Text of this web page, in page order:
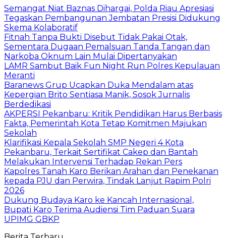
Semangat Niat Baznas Dihargai, Polda Riau Apresiasi
Tegaskan Pembangunan Jembatan Presisi Didukung
Skema Kolaboratif
Fitnah Tanpa Bukti Disebut Tidak Pakai Otak,
Sementara Dugaan Pemalsuan Tanda Tangan dan
Narkoba Oknum Lain Mulai Dipertanyakan
LAMR Sambut Baik Fun Night Run Polres Kepulauan
Meranti
Baranews Grup Ucapkan Duka Mendalam atas
Kepergian Brito Sentiasa Manik, Sosok Jurnalis
Berdedikasi
AKPERSI Pekanbaru: Kritik Pendidikan Harus Berbasis
Fakta, Pemerintah Kota Tetap Komitmen Majukan
Sekolah
Klarifikasi Kepala Sekolah SMP Negeri 4 Kota
Pekanbaru, Terkait Sertifikat Cakep dan Bantah
Melakukan Intervensi Terhadap Rekan Pers
Kapolres Tanah Karo Berikan Arahan dan Penekanan
kepada PJU dan Perwira, Tindak Lanjut Rapim Polri
2026
Dukung Budaya Karo ke Kancah Internasional,
Bupati Karo Terima Audiensi Tim Paduan Suara
UPIMG GBKP